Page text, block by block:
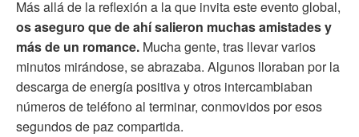
Más allá de la reflexión a la que invita este evento global,
os aseguro que de ahí salieron muchas amistades y
más de un romance. Mucha gente, tras llevar varios
minutos mirándose, se abrazaba. Algunos lloraban por la
descarga de energía positiva y otros intercambiaban
números de teléfono al terminar, conmovidos por esos
segundos de paz compartida.